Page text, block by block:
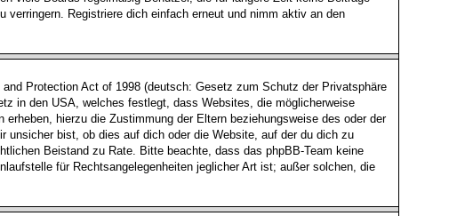
verringern. Registriere dich einfach erneut und nimm aktiv an den
Protection Act of 1998 (deutsch: Gesetz zum Schutz der Privatsphäre
in den USA, welches festlegt, dass Websites, die möglicherweise
erheben, hierzu die Zustimmung der Eltern beziehungsweise des oder der
unsicher bist, ob dies auf dich oder die Website, auf der du dich zu
Beistand zu Rate. Bitte beachte, dass das phpBB-Team keine
für Rechtsangelegenheiten jeglicher Art ist; außer solchen, die